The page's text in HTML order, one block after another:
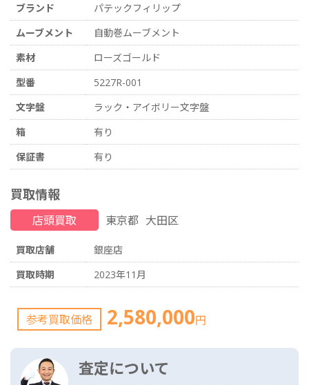
ブランド
パテックフィリップ
ムーブメント
自動巻ムーブメント
素材
ローズゴールド
型番
5227R-001
文字盤
ラック・アイボリー文字盤
箱
有り
保証書
有り
買取情報
店頭買取 東京都 大田区
買取店舗
銀座店
買取時期
2023年11月
参考買取価格 2,580,000円
査定について